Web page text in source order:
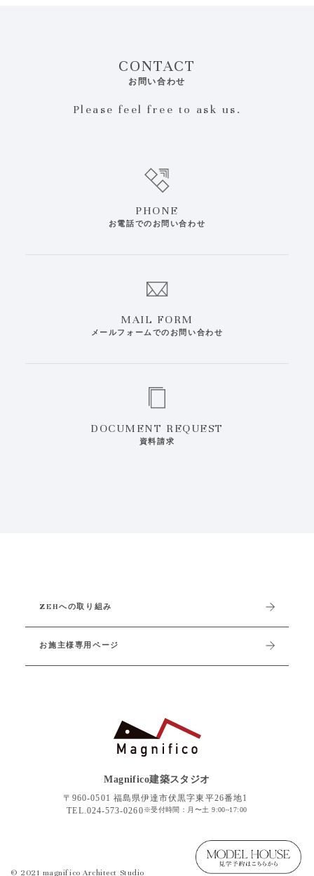
CONTACT
お問い合わせ
Please feel free to ask us.
PHONE
お電話でのお問い合わせ
MAIL FORM
メールフォームでのお問い合わせ
DOCUMENT REQUEST
資料請求
Magnifico建築スタジオ
〒960-0501 福島県伊達市伏黒字東平26番地1
TEL. 024-573-0260※受付時間：月〜土 9:00~17:00
ZEHへの取り組み
お施主様専用ページ
© 2021 magnifico Architect Studio